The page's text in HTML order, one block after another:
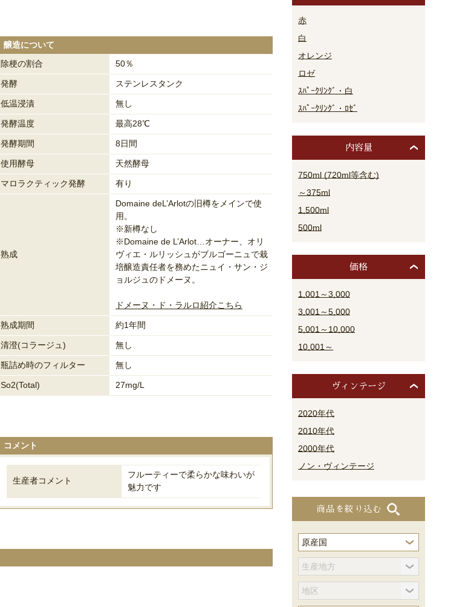
醸造について
除梗の割合
50％
発酵 ステンレスタンク
低温浸漬 無し
発酵温度 最高28℃
発酵期間 8日間
使用酵母 天然酵母
マロラクティック発酵 有り
熟成
Domaine deL’Arlotの旧樽をメインで使
用。
※新樽なし
※Domaine de L’Arlot…オーナー、オリ
ヴィエ・ルリッシュがブルゴーニュで栽
培醸造責任者を務めたニュイ・サン・ジ
ョルジュのドメーヌ。
ドメーヌ・ド・ラルロ紹介こちら
熟成期間 約1年間
清澄(コラージュ) 無し
瓶詰め時のフィルター 無し
So2(Total) 27mg/L
コメント
生産者コメント
フルーティーで柔らかな味わいが
魅力です
赤
白
オレンジ
ロゼ
ｽﾊﾟｰｸﾘﾝｸﾞ・白
ｽﾊﾟｰｸﾘﾝｸﾞ・ﾛｾﾞ
内容量
750ml (720ml等含む)
～375ml
1,500ml
500ml
価格
1,001～3,000
3,001～5,000
5,001～10,000
10,001～
ヴィンテージ
2020年代
2010年代
2000年代
ノン・ヴィンテージ
商品を絞り込む